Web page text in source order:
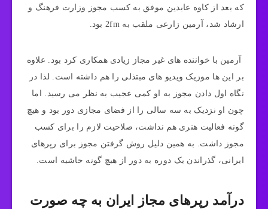
که بعد از کاوه عابدین موفق به کسب مجوز وزارت فرهنگ و
ارشاد شد، آرمین زارعی ملقب به 2fm بود.
آرمین با خواننده های غیر مجاز زیادی همکاری کرد بود. علاوه
بر این ها موزیک ویدیو های مبتذلی را هم داشته است. لذا در
نگاه اول دادن مجوز به او کمی عجیب به نظر می رسید. اما
چون او نزدیک به سه سالی را از فضای مجازی دور بود و هیچ
گونه فعالیت هنری هم نداشت، صلاحیت لازم را برای کسب
مجوز داشت. به همین دلیل روش گرفتن مجوز برای رپرهای
ایرانی، گذراندن یک دوره به دور از هیچ گونه حاشیه است.
درآمد رپرهای مجاز ایران به چه صورت